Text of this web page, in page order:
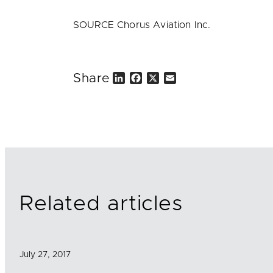
SOURCE Chorus Aviation Inc.
Share
Related articles
July 27, 2017